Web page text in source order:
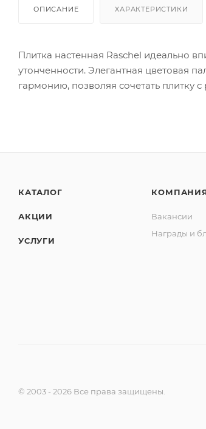
ОПИСАНИЕ ХАРАКТЕРИСТИКИ
Плитка настенная Raschel идеально
утонченности. Элегантная цветовая
гармонию, позволяя сочетать
КАТАЛОГ
АКЦИИ
УСЛУГИ
Вакансии
Награды и
© 2003 - 2026 Все права защищены.